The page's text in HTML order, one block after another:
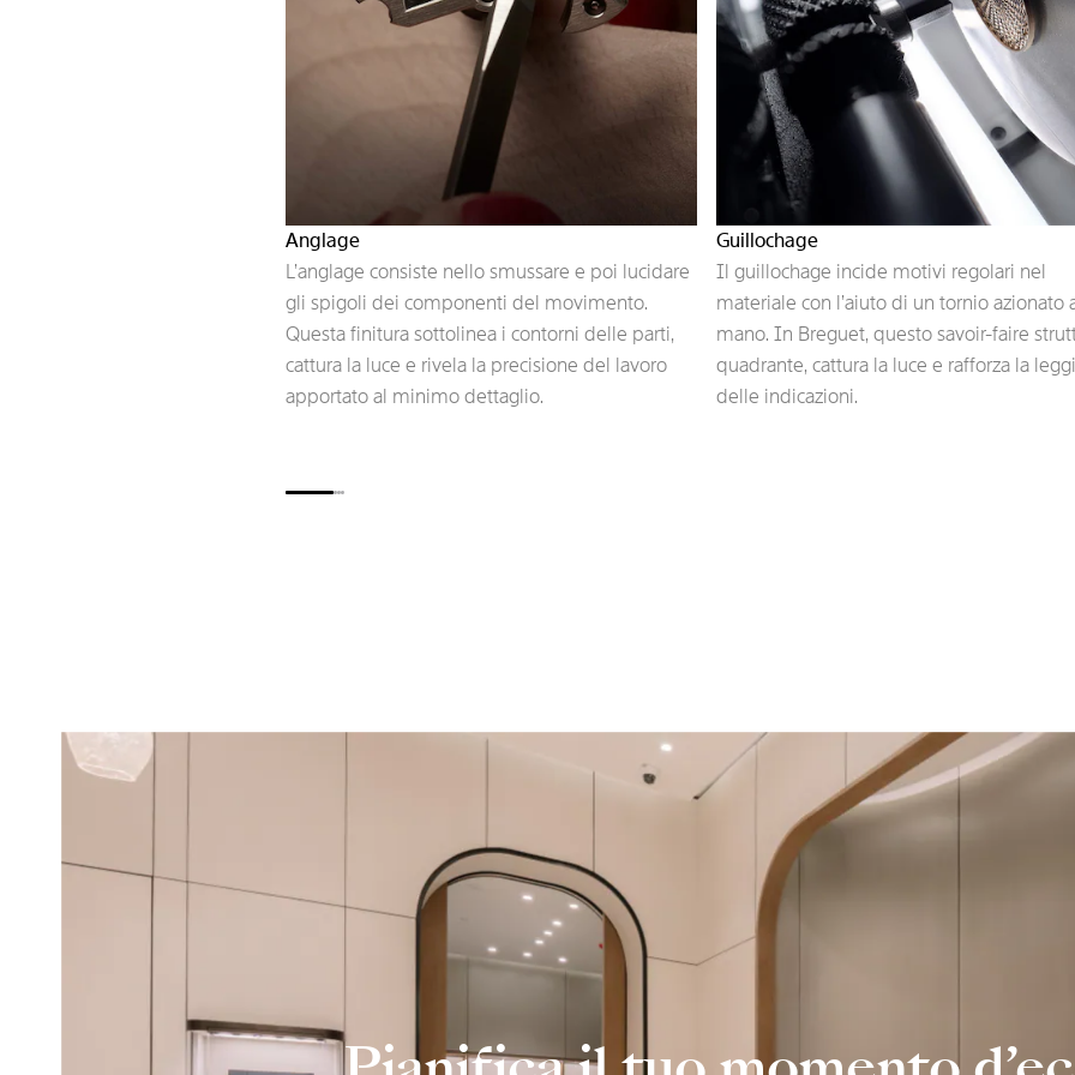
Anglage
L’anglage consiste nello smussare e poi lucidare
gli spigoli dei componenti del movimento.
Questa finitura sottolinea i contorni delle parti,
cattura la luce e rivela la precisione del lavoro
apportato al minimo dettaglio.
Guillochage
Il guillochage incide motivi regolari nel
materiale con l’aiuto di un tornio azionato
mano. In Breguet, questo savoir-faire
quadrante, cattura la luce e rafforza la
delle indicazioni.